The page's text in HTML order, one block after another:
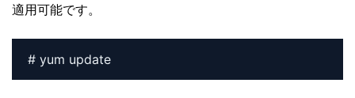
適用可能です。